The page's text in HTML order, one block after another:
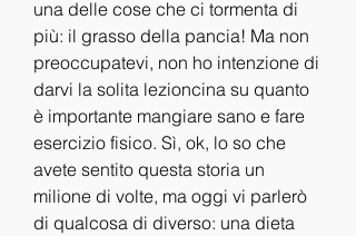
una delle cose che ci tormenta di
più: il grasso della pancia! Ma non
preoccupatevi, non ho intenzione di
darvi la solita lezioncina su quanto
è importante mangiare sano e fare
esercizio fisico. Sì, ok, lo so che
avete sentito questa storia un
milione di volte, ma oggi vi parlerò
di qualcosa di diverso: una dieta